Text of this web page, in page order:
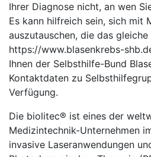
Ihrer Diagnose nicht, an wen
Es kann hilfreich sein, sich mit
auszutauschen, die das
https://www.blasenkrebs-
Ihnen der Selbsthilfe-Bund
Kontaktdaten zu
Verfügung.
Die biolitec® ist eines der
Medizintechnik-Unternehmen
invasive Laseranwendungen